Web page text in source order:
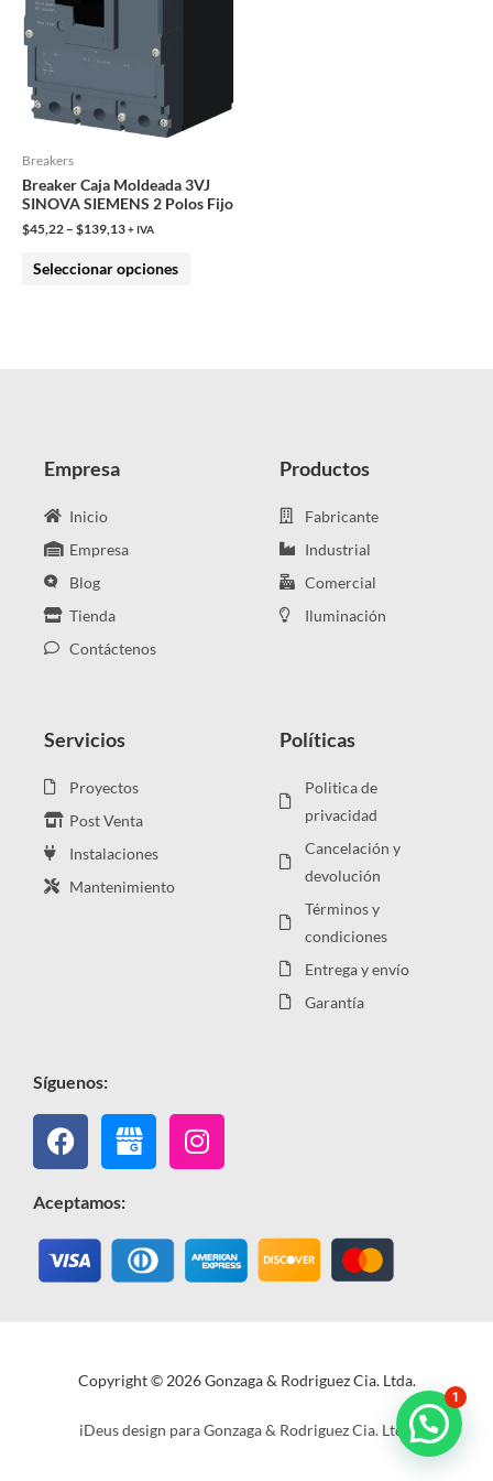
Breakers
Breaker Caja Moldeada 3VJ
SINOVA SIEMENS 2 Polos Fijo
$45,22 – $139,13+ IVA
Seleccionar opciones
en
página
de
Empresa
Inicio
Empresa
Blog
Tienda
Contáctenos
Productos
Fabricante
Industrial
Comercial
Iluminación
Servicios
Proyectos
Post Venta
Instalaciones
Mantenimiento
Políticas
Politica de
privacidad
Cancelación y
devolución
Términos y
condiciones
Entrega y envío
Garantía
Síguenos:
Facebook Instagram
Aceptamos:
Copyright © 2026 Gonzaga & Rodriguez Cia. Ltda.
iDeus design para Gonzaga & Rodriguez Cia. Ltda.
1